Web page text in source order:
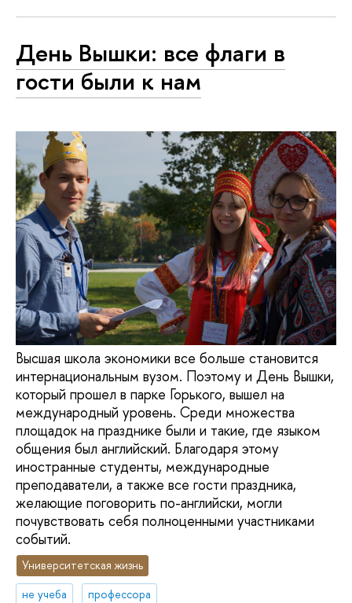
День Вышки: все флаги в
гости были к нам
Высшая школа экономики все больше становится
интернациональным вузом. Поэтому и День Вышки,
который прошел в парке Горького, вышел на
международный уровень. Среди множества
площадок на празднике были и такие, где языком
общения был английский. Благодаря этому
иностранные студенты, международные
преподаватели, а также все гости праздника,
желающие поговорить по-английски, могли
почувствовать себя полноценными участниками
событий.
Университетская жизнь
не учеба
профессора